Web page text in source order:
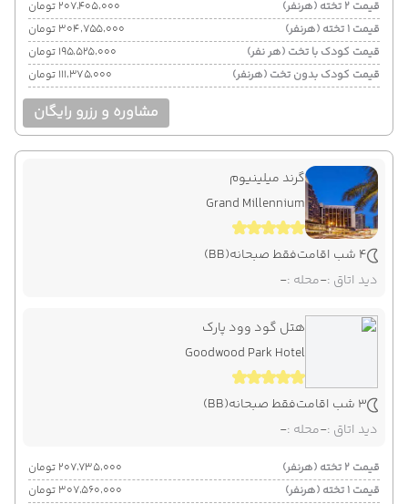
قیمت 2 تخته (هرنفر)
۲۰۷٬۴۰۵٬۰۰۰ تومان
قیمت 1 تخته (هرنفر)
۳۰۴٬۷۵۵٬۰۰۰ تومان
قیمت کودک با تخت (هر نفر)
۱۹۵٬۵۲۵٬۰۰۰ تومان
قیمت کودک بدون تخت (هرنفر)
۱۱۱٬۳۷۵٬۰۰۰ تومان
مشاوره و رزرو رایگان
گرند میلینیوم
Grand Millennium
4 شب اقامت فقط صبحانه(BB)
دید اتاق :-محله :-
هتل گود وود پارک
Goodwood Park Hotel
3 شب اقامت فقط صبحانه(BB)
دید اتاق :-محله :-
قیمت 2 تخته (هرنفر)
۲۰۷٬۷۳۵٬۰۰۰ تومان
قیمت 1 تخته (هرنفر)
۳۰۷٬۵۶۰٬۰۰۰ تومان